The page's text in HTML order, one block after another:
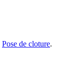
Pose de cloture.